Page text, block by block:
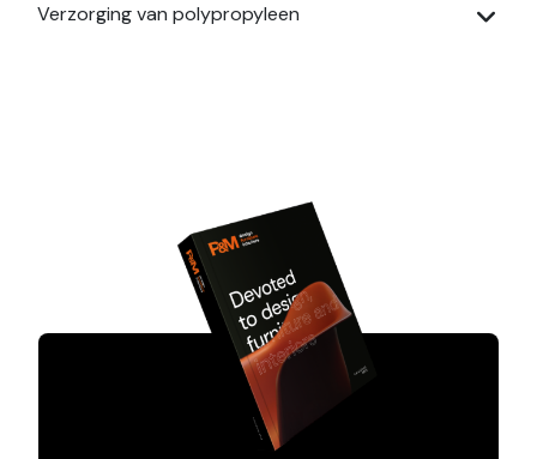
Verzorging van polypropyleen